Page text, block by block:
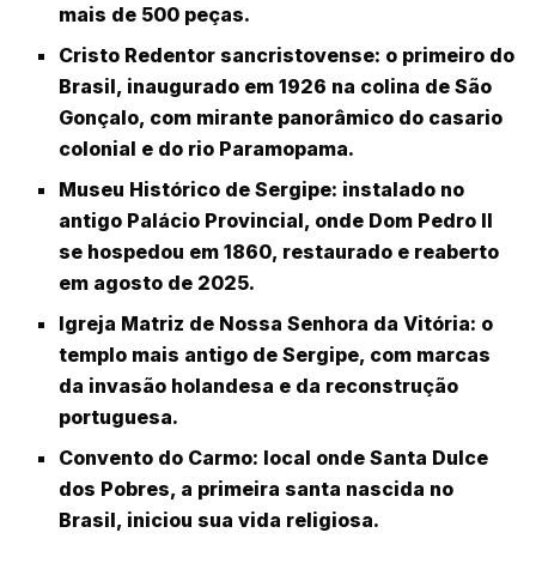
mais de 500 peças.
Cristo Redentor sancristovense: o primeiro do
Brasil, inaugurado em 1926 na colina de São
Gonçalo, com mirante panorâmico do casario
colonial e do rio Paramopama.
Museu Histórico de Sergipe: instalado no
antigo Palácio Provincial, onde Dom Pedro II
se hospedou em 1860, restaurado e reaberto
em agosto de 2025.
Igreja Matriz de Nossa Senhora da Vitória: o
templo mais antigo de Sergipe, com marcas
da invasão holandesa e da reconstrução
portuguesa.
Convento do Carmo: local onde Santa Dulce
dos Pobres, a primeira santa nascida no
Brasil, iniciou sua vida religiosa.